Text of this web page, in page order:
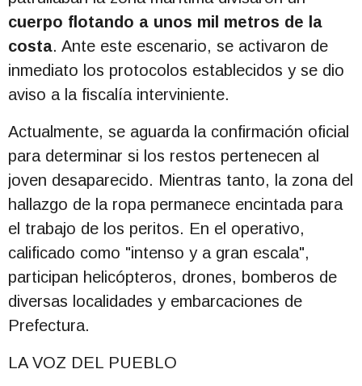
cuerpo flotando a unos mil metros de la
costa. Ante este escenario, se activaron de
inmediato los protocolos establecidos y se dio
aviso a la fiscalía interviniente.
Actualmente, se aguarda la confirmación oficial
para determinar si los restos pertenecen al
joven desaparecido. Mientras tanto, la zona del
hallazgo de la ropa permanece encintada para
el trabajo de los peritos. En el operativo,
calificado como "intenso y a gran escala",
participan helicópteros, drones, bomberos de
diversas localidades y embarcaciones de
Prefectura.
LA VOZ DEL PUEBLO